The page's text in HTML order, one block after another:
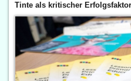
Tinte als kritischer Erfolgsfaktor